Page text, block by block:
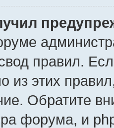
правил.
из этих
Обратите
форума, и